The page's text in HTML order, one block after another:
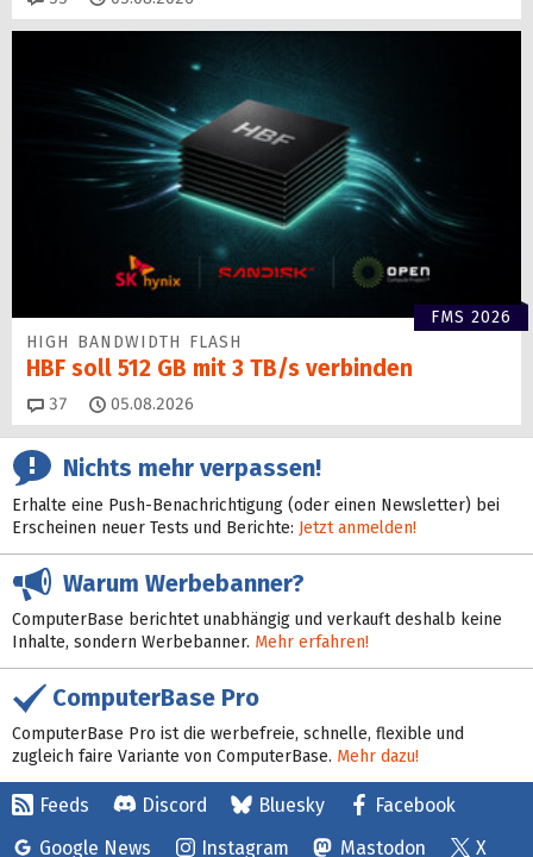
FMS 2026
HIGH BANDWIDTH FLASH
HBF soll 512 GB mit 3 TB/s verbinden
37 Kommentare
05.08.2026
Nichts mehr verpassen!
Erhalte eine Push-Benachrichtigung (oder einen Newsletter) bei
Erscheinen neuer Tests und Berichte: Jetzt anmelden!
Warum Werbebanner?
ComputerBase berichtet unabhängig und verkauft deshalb keine
Inhalte, sondern Werbebanner. Mehr erfahren!
ComputerBase Pro
ComputerBase Pro ist die werbefreie, schnelle, flexible und
zugleich faire Variante von ComputerBase. Mehr dazu!
Feeds Discord Bluesky
Facebook
Google News
Instagram Mastodon X